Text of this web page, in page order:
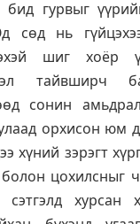
бид гурвыг
сөд нь
шиг хоёр
тайвширч
сонин
орхисон юм
хүний зэрэгт
цохилсныг
сэтгэлд хурсан